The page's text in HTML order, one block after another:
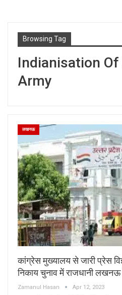
Browsing Tag
Indianisation
Army
लखनऊ
कांग्रेस मुख्यालय से जारी प्रेस
निकाय चुनाव में राजधानी
Zamanul Hasan Apr 12, 2023